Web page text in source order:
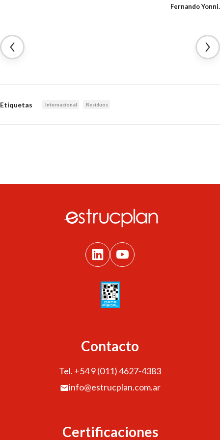
Fernando Yonni.
Etiquetas Internacional Residuos
Contacto
Tel. +54 9 (011) 4627-4383
info@estrucplan.com.ar
Certificaciones